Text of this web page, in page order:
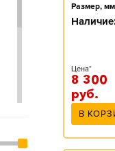
Размер,
Наличие:
Цена*
8 300
руб.
В